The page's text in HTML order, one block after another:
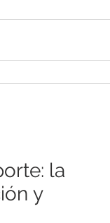
la
y